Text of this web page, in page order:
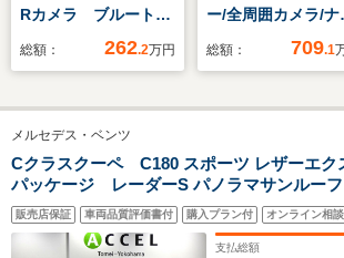
Rカメラ ブルートゥ
総額： 262.2万円
ー/全周囲カメラ/ナ
クルコン/フルエア
急発進抑制装置/後
源コンセント/本革
総額： 709.1
メルセデス・ベンツ
Cクラスクーペ C180 スポーツ レザーエク
パッケージ レーダーS パノラマサンルー
ザー シートヒーター ナビTVカメラ エアバ
ージ AMGエアロ&AMG19アルミ エアサス
LEDヘッドライト デジタルメーター カープ
販売店保証 車両品質評価書付 購入プラン付 オンライン相
支払総額